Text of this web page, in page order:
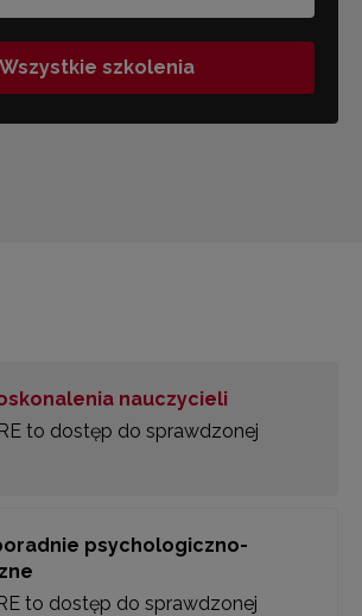
Wszystkie szkolenia
nauczycieli
to dostęp do sprawdzonej
psychologiczno-
to dostęp do sprawdzonej